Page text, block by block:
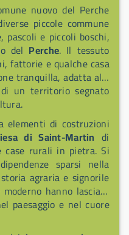
nuovo del Perche
piccole commune
e piccoli boschi,
del Perche. Il tessuto
fattorie e qualche casa
tranquilla, adatta alle
un territorio segnato
elementi di costruzioni
di Saint-Martin di
case rurali in pietra. Si
sparsi nella
agraria e signorile
hanno lasciato
paesaggio e nel cuore